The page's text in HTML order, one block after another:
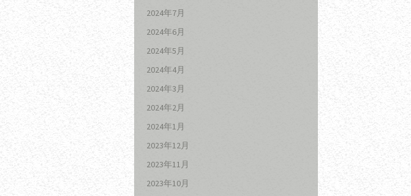
2024年7月
2024年6月
2024年5月
2024年4月
2024年3月
2024年2月
2024年1月
2023年12月
2023年11月
2023年10月